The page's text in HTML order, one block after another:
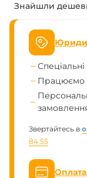
Знайшли
Працюємо
Звертайтесь в
84 55
Оплата